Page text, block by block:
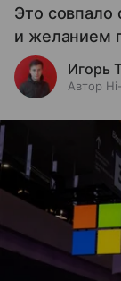
Это совпало
и желанием
Игорь
Автор